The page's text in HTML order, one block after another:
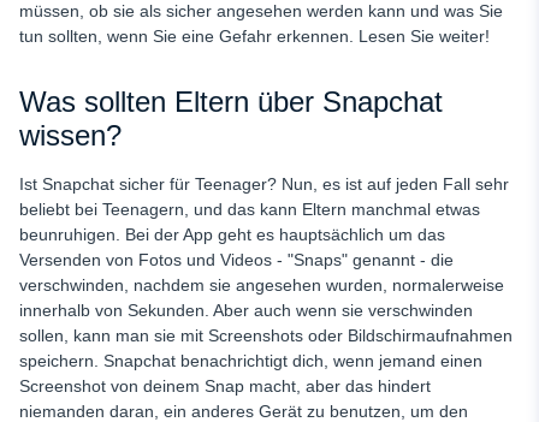
müssen, ob sie als sicher angesehen werden kann und was Sie
tun sollten, wenn Sie eine Gefahr erkennen. Lesen Sie weiter!
Was sollten Eltern über Snapchat
wissen?
Ist Snapchat sicher für Teenager? Nun, es ist auf jeden Fall sehr
beliebt bei Teenagern, und das kann Eltern manchmal etwas
beunruhigen. Bei der App geht es hauptsächlich um das
Versenden von Fotos und Videos - "Snaps" genannt - die
verschwinden, nachdem sie angesehen wurden, normalerweise
innerhalb von Sekunden. Aber auch wenn sie verschwinden
sollen, kann man sie mit Screenshots oder Bildschirmaufnahmen
speichern. Snapchat benachrichtigt dich, wenn jemand einen
Screenshot von deinem Snap macht, aber das hindert
niemanden daran, ein anderes Gerät zu benutzen, um den